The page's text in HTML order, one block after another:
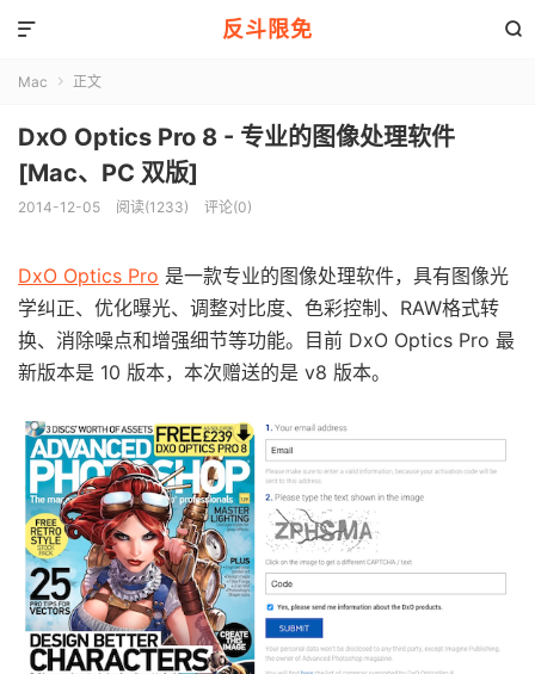
反斗限免 

Mac  正文
DxO Optics Pro 8 - 专业的图像处理软件
[Mac、PC 双版]
2014-12-05 阅读(1233) 评论(0)
DxO Optics Pro 是一款专业的图像处理软件，具有图像光
学纠正、优化曝光、调整对比度、色彩控制、RAW格式转
换、消除噪点和增强细节等功能。目前 DxO Optics Pro 最
新版本是 10 版本，本次赠送的是 v8 版本。